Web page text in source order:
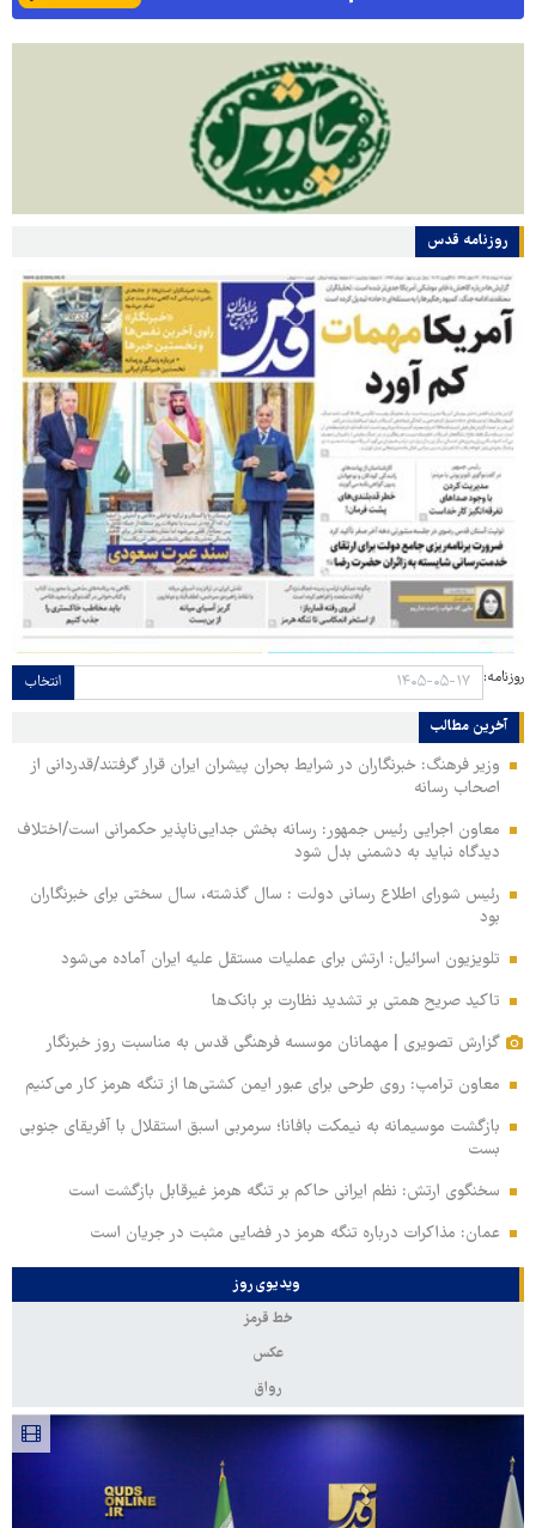
روزنامه قدس
روزنامه: انتخاب
آخرین مطالب
وزیر فرهنگ: خبرنگاران در شرایط بحران پیشران ایران قرار گرفتند/قدردانی از
اصحاب رسانه
معاون اجرایی رئیس جمهور: رسانه بخش جدایی‌ناپذیر حکمرانی است/اختلاف
دیدگاه نباید به دشمنی بدل شود
رئیس شورای اطلاع رسانی دولت : سال گذشته، سال سختی برای خبرنگاران
بود
تلویزیون اسرائیل: ارتش برای عملیات مستقل علیه ایران آماده می‌شود
تاکید صریح همتی بر تشدید نظارت بر بانک‌ها
گزارش تصویری | مهمانان موسسه فرهنگی قدس به مناسبت روز خبرنگار
معاون ترامپ: روی طرحی برای عبور ایمن کشتی‌ها از تنگه هرمز کار می‌کنیم
بازگشت موسیمانه به نیمکت بافانا؛ سرمربی اسبق استقلال با آفریقای جنوبی
بست
سخنگوی ارتش: نظم ایرانی حاکم بر تنگه هرمز غیرقابل بازگشت است
عمان: مذاکرات درباره تنگه هرمز در فضایی مثبت در جریان است
ویدیوی روز
خط قرمز
عکس
رواق